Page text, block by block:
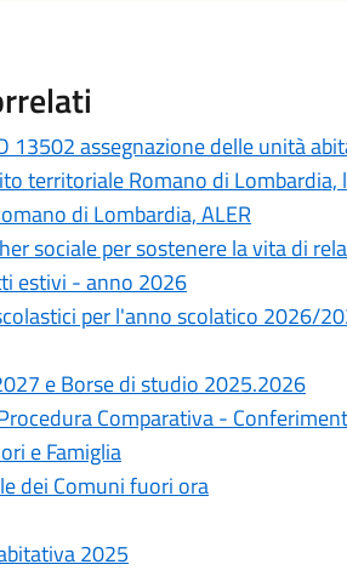
13502 assegnazione delle unità
territoriale Romano di
di Lombardia, ALER
sociale per sostenere la vita di
estivi - anno 2026
per l'anno scolatico 2026/
e Borse di studio 2025.2026
Comparativa -
e Famiglia
dei Comuni fuori ora
2025